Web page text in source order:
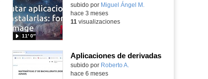
subido por Miguel Ángel M.
11′ 0″
hace 3 meses
11 visualizaciones
Aplicaciones de derivadas
Contenido educativo.
subido por Roberto A.
hace 6 meses